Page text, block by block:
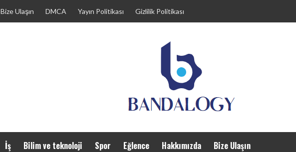
Bize Ulaşın DMCA Yayın Politikası Gizlilik Politikası
İş Bilim ve teknoloji Spor Eğlence Hakkımızda Bize Ulaşın